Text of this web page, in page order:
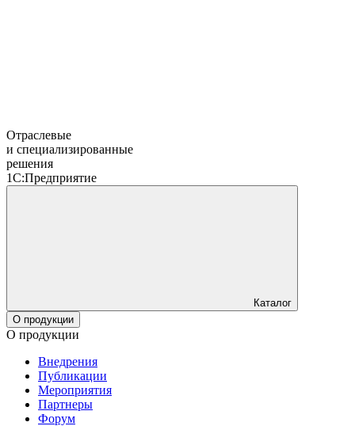
Отраслевые
и специализированные
решения
1С:Предприятие
Каталог
О продукции
О продукции
Внедрения
Публикации
Мероприятия
Партнеры
Форум